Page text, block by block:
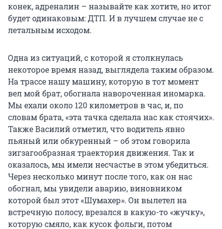
конек, адреналин – называйте как хотите, но итог
будет одинаковым: ДТП. И в лучшем случае не с
летальным исходом.
Одна из ситуаций, с которой я столкнулась
некоторое время назад, выглядела таким образом.
На трассе нашу машину, которую в тот момент
вел мой брат, обогнала навороченная иномарка.
Мы ехали около 120 километров в час, и, по
словам брата, «эта тачка сделала нас как стоячих».
Также Василий отметил, что водитель явно
пьяный или обкуренный – об этом говорила
зигзагообразная траектория движения. Так и
оказалось, мы имели несчастье в этом убедиться.
Через несколько минут после того, как он нас
обогнал, мы увидели аварию, виновником
которой был этот «Шумахер». Он вылетел на
встречную полосу, врезался в какую-то «жучку»,
которую смяло, как кусок фольги, потом